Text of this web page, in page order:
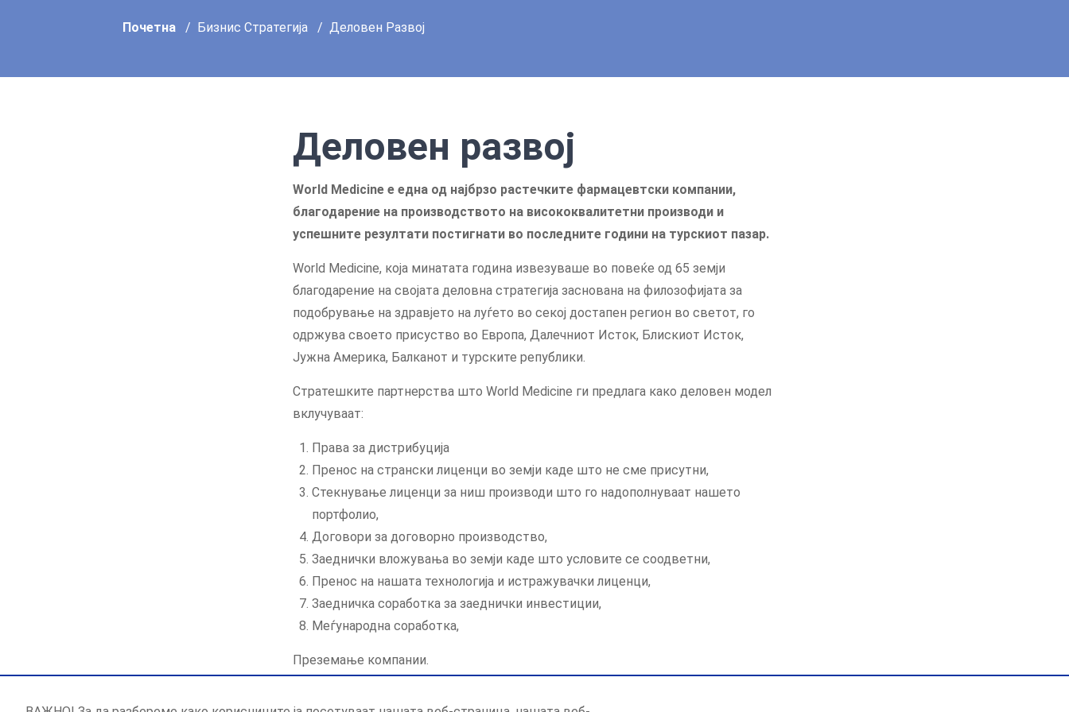
Почетна Бизнис Стратегија Деловен Развој
Деловен развој
World Medicine е една од најбрзо растечките фармацевтски компании,
благодарение на производството на висококвалитетни производи и
успешните резултати постигнати во последните години на турскиот пазар.
World Medicine, која минатата година извезуваше во повеќе од 65 земји
благодарение на својата деловна стратегија заснована на филозофијата за
подобрување на здравјето на луѓето во секој достапен регион во светот, го
одржува своето присуство во Европа, Далечниот Исток, Блискиот Исток,
Јужна Америка, Балканот и турските републики.
Стратешките партнерства што World Medicine ги предлага како деловен модел
вклучуваат:
Права за дистрибуција
Пренос на странски лиценци во земји каде што не сме присутни,
Стекнување лиценци за ниш производи што го надополнуваат нашето
портфолио,
Договори за договорно производство,
Заеднички вложувања во земји каде што условите се соодветни,
Пренос на нашата технологија и истражувачки лиценци,
Заедничка соработка за заеднички инвестиции,
Меѓународна соработка,
Преземање компании.